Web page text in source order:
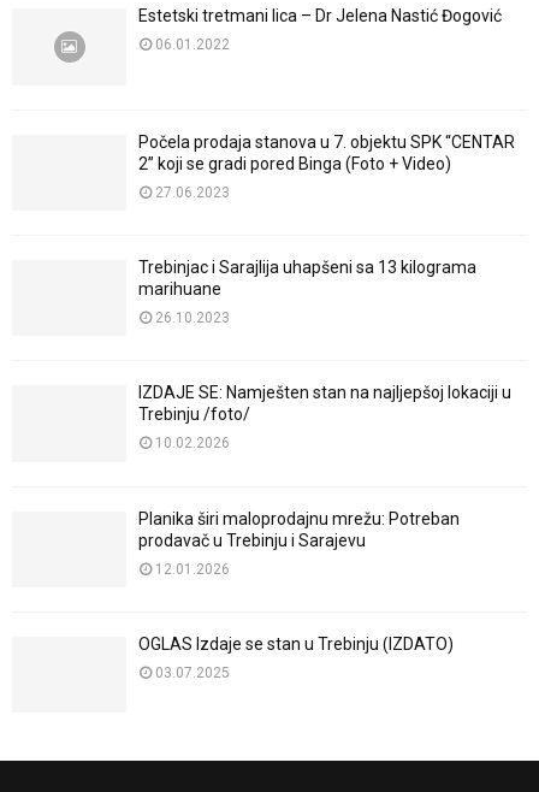
Estetski tretmani lica – Dr Jelena Nastić Đogović
06.01.2022
Počela prodaja stanova u 7. objektu SPK “CENTAR
2” koji se gradi pored Binga (Foto + Video)
27.06.2023
Trebinjac i Sarajlija uhapšeni sa 13 kilograma
marihuane
26.10.2023
IZDAJE SE: Namješten stan na najljepšoj lokaciji u
Trebinju /foto/
10.02.2026
Planika širi maloprodajnu mrežu: Potreban
prodavač u Trebinju i Sarajevu
12.01.2026
OGLAS Izdaje se stan u Trebinju (IZDATO)
03.07.2025